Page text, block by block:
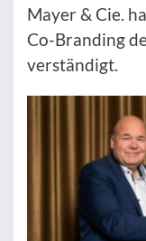
Mayer & Cie.
Co-Branding
verständigt.